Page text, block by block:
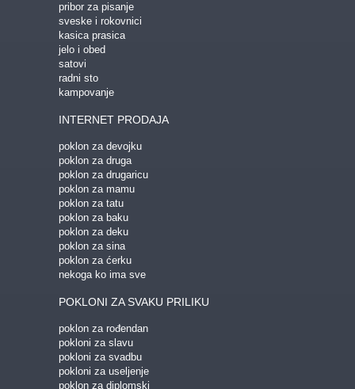
pribor za pisanje
sveske i rokovnici
kasica prasica
jelo i obed
satovi
radni sto
kampovanje
INTERNET PRODAJA
poklon za devojku
poklon za druga
poklon za drugaricu
poklon za mamu
poklon za tatu
poklon za baku
poklon za deku
poklon za sina
poklon za ćerku
nekoga ko ima sve
POKLONI ZA SVAKU PRILIKU
poklon za rođendan
pokloni za slavu
pokloni za svadbu
pokloni za useljenje
poklon za diplomski